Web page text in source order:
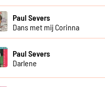
Paul Severs
Dans met mij Corinna
Paul Severs
Darlene